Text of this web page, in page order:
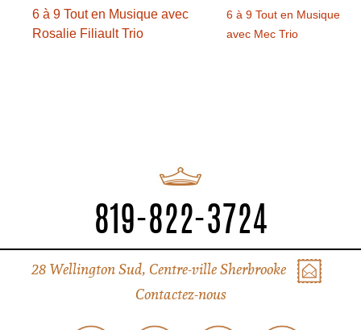
6 à 9 Tout en Musique avec
Rosalie Filiault Trio
6 à 9 Tout en Musique
avec Mec Trio
819-822-3724
28 Wellington Sud, Centre-ville Sherbrooke
Contactez-nous